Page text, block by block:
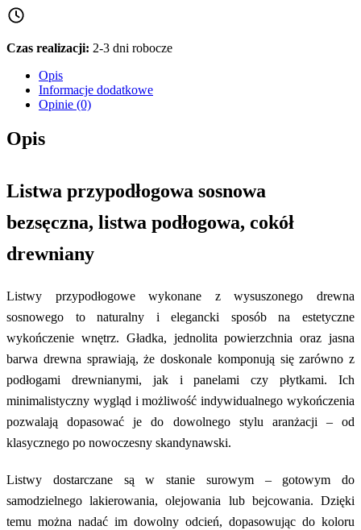
Czas realizacji: 2-3 dni robocze
Opis
Informacje dodatkowe
Opinie (0)
Opis
Listwa przypodłogowa sosnowa
bezsęczna, listwa podłogowa, cokół
drewniany
Listwy przypodłogowe wykonane z wysuszonego drewna
sosnowego to naturalny i elegancki sposób na estetyczne
wykończenie wnętrz. Gładka, jednolita powierzchnia oraz jasna
barwa drewna sprawiają, że doskonale komponują się zarówno z
podłogami drewnianymi, jak i panelami czy płytkami. Ich
minimalistyczny wygląd i możliwość indywidualnego wykończenia
pozwalają dopasować je do dowolnego stylu aranżacji – od
klasycznego po nowoczesny skandynawski.
Listwy dostarczane są w stanie surowym – gotowym do
samodzielnego lakierowania, olejowania lub bejcowania. Dzięki
temu można nadać im dowolny odcień, dopasowując do koloru